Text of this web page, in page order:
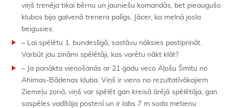
viņš trenēja tikai bērnu un jauniešu komandās, bet pieaugušo
klubos bija galvenā trenera palīgs. Jācer, ka melnā josla
beigusies.
– Lai spēlētu 1. bundeslīgā, sastāvu nāksies pastiprināt.
Varbūt jau zināmi spēlētāji, kas varētu nākt klāt?
– Ja panākta vienošanās ar 21 gadu veco Aļošu Šmitu no
Ahimas-Bādenas kluba. Viņš ir viens no rezultatīvākajiem
Ziemeļu zonā, viņš var spēlēt gan kreisā ārējā spēlētāja, gan
saspēles vadītāja postenī un ir labs 7 m soda metienu